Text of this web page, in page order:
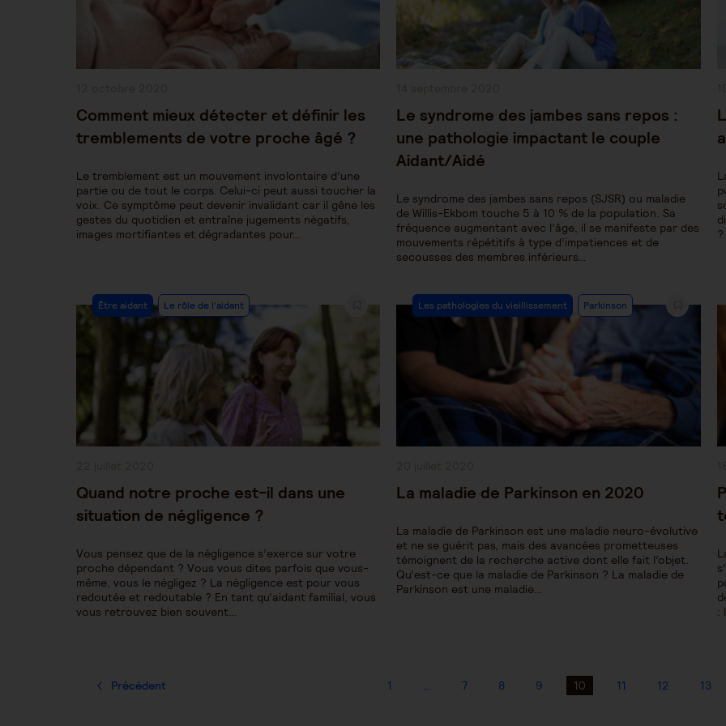
Comment mieux détecter et définir les
tremblements de votre proche âgé ?
Le tremblement est un mouvement involontaire d’une
partie ou de tout le corps. Celui-ci peut aussi toucher la
voix. Ce symptôme peut devenir invalidant car il gêne les
gestes du quotidien et entraîne jugements négatifs,
images mortifiantes et dégradantes pour…
Le syndrome des jambes sans repos :
une pathologie impactant le couple
Aidant/Aidé
Le syndrome des jambes sans repos (SJSR) ou maladie
de Willis-Ekbom touche 5 à 10 % de la population. Sa
fréquence augmentant avec l’âge, il se manifeste par des
mouvements répétitifs à type d’impatiences et de
secousses des membres inférieurs…
Post
Category:
Être aidant Le rôle de l'aidant
Quand notre proche est-il dans une
situation de négligence ?
Vous pensez que de la négligence s’exerce sur votre
proche dépendant ? Vous vous dites parfois que vous-
même, vous le négligez ? La négligence est pour vous
redoutée et redoutable ? En tant qu’aidant familial, vous
vous retrouvez bien souvent…
Post
Category:
Les pathologies du vieillissement Parkinson
La maladie de Parkinson en 2020
La maladie de Parkinson est une maladie neuro-évolutive
et ne se guérit pas, mais des avancées prometteuses
témoignent de la recherche active dont elle fait l’objet.
Qu’est-ce que la maladie de Parkinson ? La maladie de
Parkinson est une maladie…
:
Précédent 1 … 7 8 9 10 11 12 13